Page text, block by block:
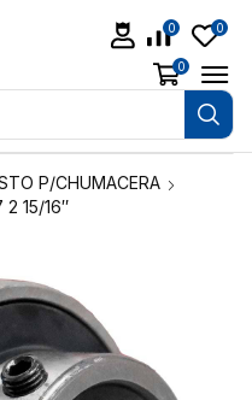
0 0
0
P/CHUMACERA
2 15/16″